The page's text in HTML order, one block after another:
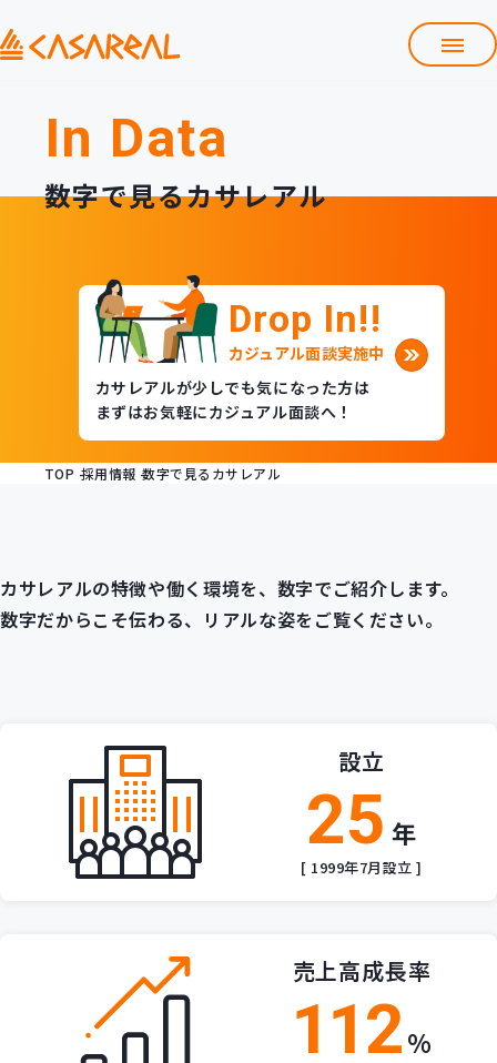
会社紹介資料
よくある質問
社員紹介
数字で見るカサレアル
Entry
求人一覧・エントリー
In Data
数字で見るカサレアル
Drop In!!
カジュアル面談実施中
カサレアルが少しでも気になった方は
まずはお気軽にカジュアル面談へ！
TOP 採用情報 数字で見るカサレアル
カサレアルの特徴や働く環境を、数字でご紹介します。
数字だからこそ伝わる、リアルな姿をご覧ください。
設立
25 年
[ 1999年7月設立 ]
売上高成長率
112%